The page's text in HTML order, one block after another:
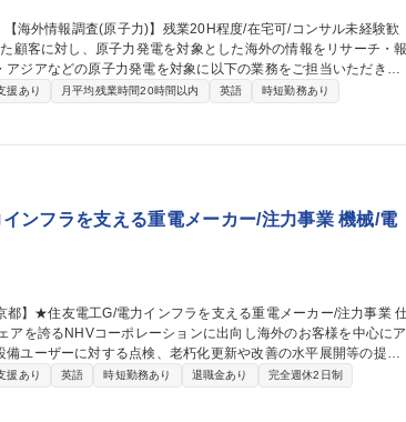
ジアなどの原子力発電を対象に以下の業務をご担当いただきま
の調査 ■国内外比較による国内に反映すべき知見の抽出および検
カー・電力系技術者・研究職経験者等） 募集職種 【海外
ル未経験歓迎！
援あり 月平均残業時間20時間以内 英語
時短勤務あり
ンフラを支える重電メーカー/注力事業 機械/電
アを誇るNHVコーポレーションに出向し海外のお客様を中心にア
ユーザーに対する点検、老朽化更新や改善の水平展開等の提
メールでのやり取りが主で、英語習得の向上意欲があれば問題
でOJTを行い、製品知識は当社グループが誇る研修制度・機関を
援あり 英語 時短勤務あり 退職金あり
完全週休2日制